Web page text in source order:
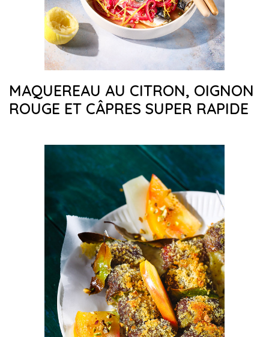
MAQUEREAU AU CITRON, OIGNON
ROUGE ET CÂPRES SUPER RAPIDE